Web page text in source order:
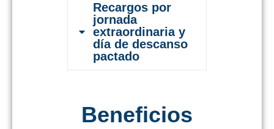
Recargos por
jornada
extraordinaria y
día de descanso
pactado
Beneficios